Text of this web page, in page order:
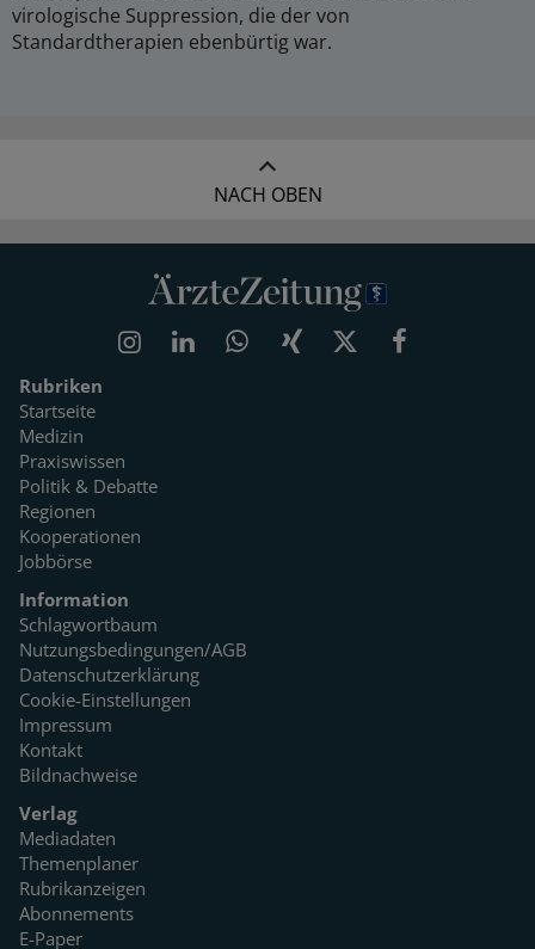
virologische Suppression, die der von
Standardtherapien ebenbürtig war.
NACH OBEN
Rubriken
Startseite
Medizin
Praxiswissen
Politik & Debatte
Regionen
Kooperationen
Jobbörse
Information
Schlagwortbaum
Nutzungsbedingungen/AGB
Datenschutzerklärung
Cookie-Einstellungen
Impressum
Kontakt
Bildnachweise
Verlag
Mediadaten
Themenplaner
Rubrikanzeigen
Abonnements
E-Paper